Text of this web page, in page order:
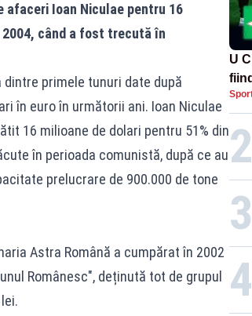
Ioan Niculae pentru 16
când a fost trecută în
primele tunuri date după
în euro în următorii ani. Ioan Niculae
16 milioane de dolari pentru 51% din
în perioada comunistă, după ce au
prelucrare de 900.000 de tone
Astra Română a cumpărat în 2002
Românesc", deținută tot de grupul
U
2
3
4